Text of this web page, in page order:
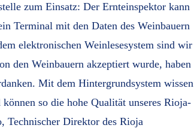
zum Einsatz: Der Ernteinspektor kann
Terminal mit den Daten des Weinbauern
elektronischen Weinlesesystem sind wir
den Weinbauern akzeptiert wurde, haben
Mit dem Hintergrundsystem wissen
so die hohe Qualität unseres Rioja-
Technischer Direktor des Rioja